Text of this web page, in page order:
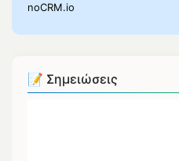
noCRM.io
📝 Σημειώσεις